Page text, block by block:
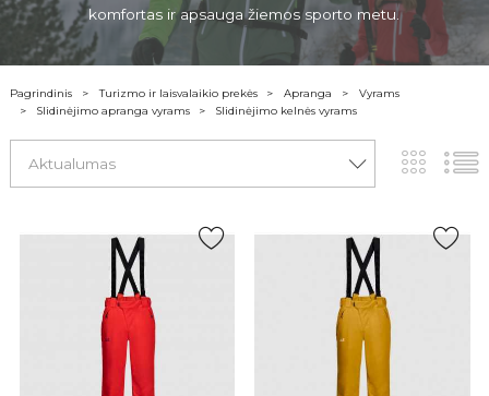
komfortas ir apsauga žiemos sporto metu.
Pagrindinis Turizmo ir laisvalaikio prekės Apranga
Vyrams
Slidinėjimo apranga vyrams
Slidinėjimo kelnės vyrams
Aktualumas